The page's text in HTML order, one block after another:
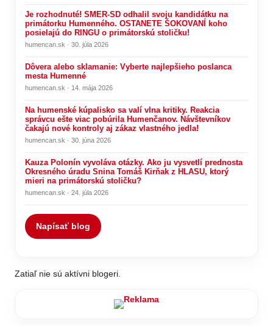
Je rozhodnuté! SMER-SD odhalil svoju kandidátku na
primátorku Humenného. OSTANETE ŠOKOVANÍ koho
posielajú do RINGU o primátorskú stoličku!
humencan.sk · 30. júla 2026
Dôvera alebo sklamanie: Vyberte najlepšieho poslanca
mesta Humenné
humencan.sk · 14. mája 2026
Na humenské kúpalisko sa valí vlna kritiky. Reakcia
správcu ešte viac pobúrila Humenčanov. Návštevníkov
čakajú nové kontroly aj zákaz vlastného jedla!
humencan.sk · 30. júna 2026
Kauza Polonín vyvoláva otázky. Ako ju vysvetlí prednosta
Okresného úradu Snina Tomáš Kirňak z HLASU, ktorý
mieri na primátorskú stoličku?
humencan.sk · 24. júla 2026
Napísať blog
Zatiaľ nie sú aktívni blogeri.